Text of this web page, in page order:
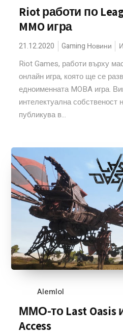
Riot работи по
MMO игра
21.12.2020 Gaming Новини
Riot Games, работи върху
онлайн игра, която ще се
едноименната MOBA игра.
интелектуална собственост
публикува в...
Alemlol
ММО-то Last Oasis
Access